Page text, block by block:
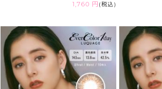
1,760 円 (税込)